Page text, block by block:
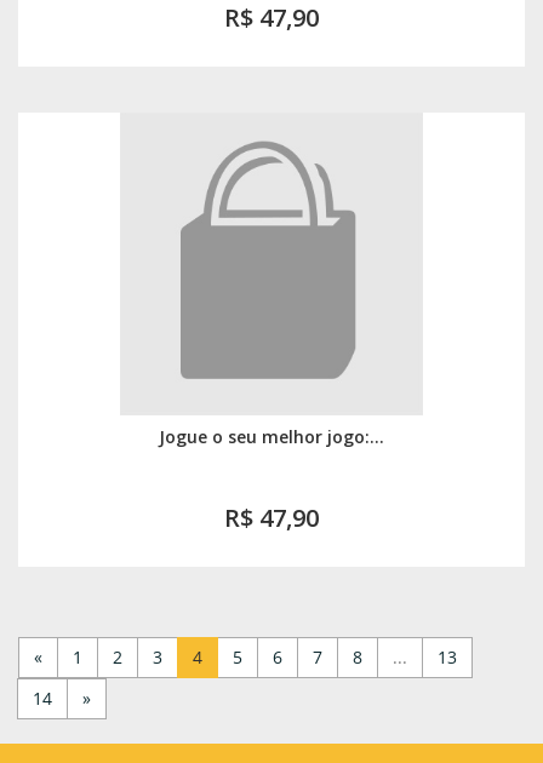
R$ 47,90
Jogue o seu melhor jogo:...
R$ 47,90
« 1 2 3 4 5 6 7 8 ...
13
14
»